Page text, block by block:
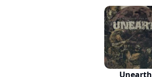
Unearth